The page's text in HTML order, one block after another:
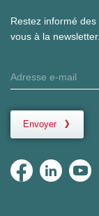
Restez informé
vous à la newsletter.
Envoyer